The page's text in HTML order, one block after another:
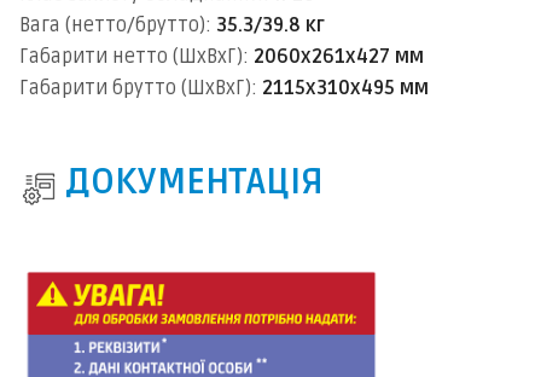
Вага (нетто/брутто): 35.3/39.8 кг
Габарити нетто (ШхВхГ): 2060х261х427 мм
Габарити брутто (ШхВхГ): 2115х310х495 мм
ДОКУМЕНТАЦІЯ